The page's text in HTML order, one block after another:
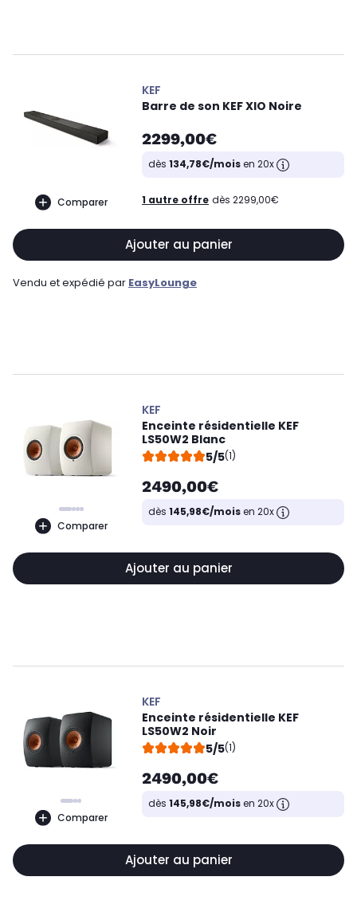
Comparer
KEF
Barre de son KEF XIO Noire
2299,00€
dès 134,78€/moisen 20x
1 autre offre dès 2299,00€
Ajouter au panier
Vendu et expédié par EasyLounge
Comparer
KEF
Enceinte résidentielle KEF
LS50W2 Blanc
5/5(1)
2490,00€
dès 145,98€/moisen 20x
Ajouter au panier
Comparer
KEF
Enceinte résidentielle KEF
LS50W2 Noir
5/5(1)
2490,00€
dès 145,98€/moisen 20x
Ajouter au panier